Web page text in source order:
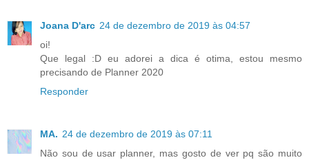
Joana D'arc 24 de dezembro de 2019 às 04:57
oi!
Que legal :D eu adorei a dica é otima, estou mesmo
precisando de Planner 2020
Responder
MA. 24 de dezembro de 2019 às 07:11
Não sou de usar planner, mas gosto de ver pq são muito